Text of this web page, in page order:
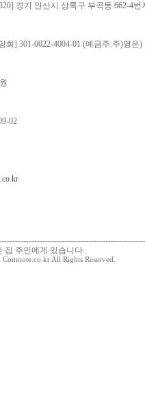
경기 안산시 상록구 부곡동 662-4
회] 301-0022-4004-01 (예금주:주)영은)
02
집 주인에게 있습니다.
Comnote.co.kr All Rights Reserved.